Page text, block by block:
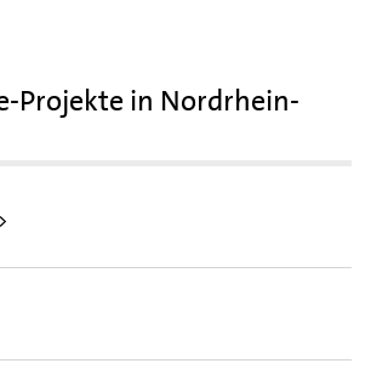
Projekte in Nordrhein-